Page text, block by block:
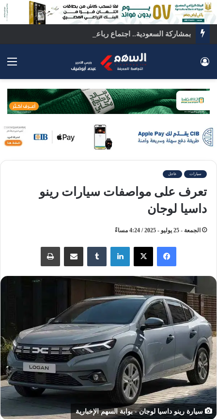
سيارات عاجل
تعرف على مواصفات سيارات رينو
داسيا لوجان
الجمعة - 25 يوليو - 2025 / 4:24 مساءً
لينكدإن مشاركة عبر البريد طباعة
سيارة رينو داسيا لوجان - بوابة السهم الإخبارية